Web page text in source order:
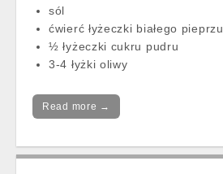
sól
ćwierć łyżeczki białego pieprzu
½ łyżeczki cukru pudru
3-4 łyżki oliwy
Read more →